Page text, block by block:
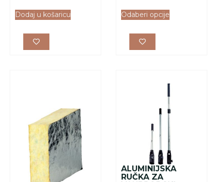
Dodaj u košaricu Odaberi opcije
ALUMINIJSKA
RUČKA ZA